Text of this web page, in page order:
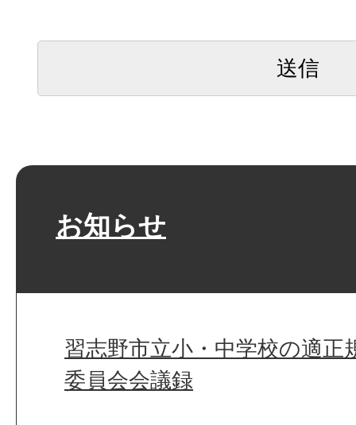
お知らせ
習志野市立小・中学校の適正
委員会会議録